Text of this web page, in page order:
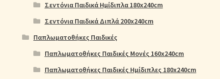
Σεντόνια Παιδικά Ημίδιπλα 180x240cm
Σεντόνια Παιδικά Διπλά 200x240cm
Παπλωματοθήκες Παιδικές
Παπλωματοθήκες Παιδικές Μονές 160x240cm
Παπλωματοθήκες Παιδικές Ημίδιπλες 180x240cm